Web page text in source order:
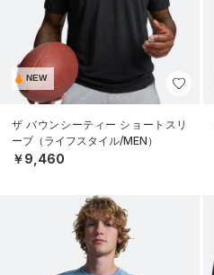
NEW
ザ バウンシーティー ショートスリ
ーブ（ライフスタイル/MEN）
￥9,460